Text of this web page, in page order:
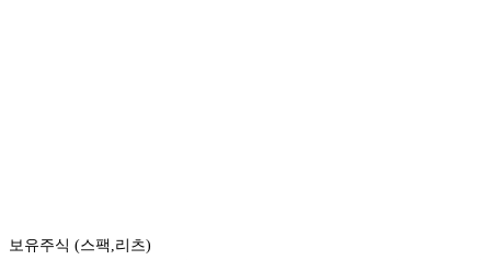
보유주식 (스팩,리츠)